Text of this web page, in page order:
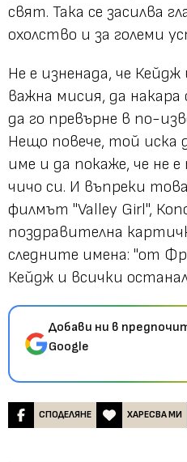
свят. Така се засилва
охолство и за големи
Не е изненада, че
важна мисия, да
да го превърне в по-
Нещо повече, той иска
име и да покаже, че не
чичо си. И въпреки
филмът "Valley Girl",
поздравителна
следните имена: "от
Кейдж и всички
Добави ни в
Google
СПОДЕЛЯНЕ ХАРЕСВА МИ